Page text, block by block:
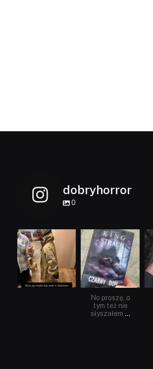
dobryhorror
0
dobryhorror
Lis 1
dobryhorror
Wrz 23
No proszę, o
tym też nie
słyszałem ...